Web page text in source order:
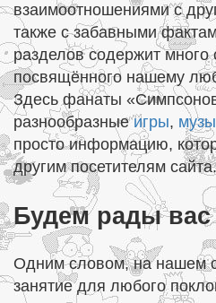
взаимоотношениями с
также с забавными
разделов содержит много
посвящённого нашему
Здесь фанаты
разнообразныеигры,
просто информацию,
другим посетителям сайта.
Будем рады вас
Одним словом, на нашем
занятие для любого